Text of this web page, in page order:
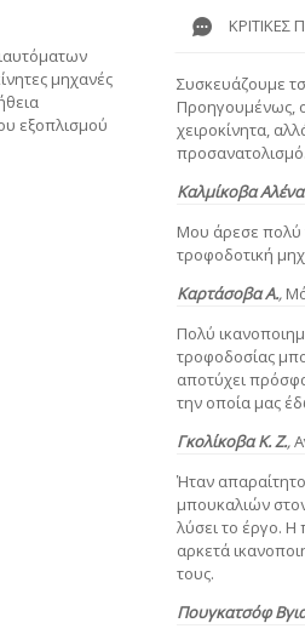
μηχανές
εξοπλισμού
ΚΡΙΤΙΚΈΣ
Συσκευάζουμε
Προηγουμένως,
χειροκίνητα,
προσανατολισμό.
Καλμίκοβα
Μου άρεσε πολύ
τροφοδοτική
Καρτάσοβα Α.,
Πολύ
τροφοδοσίας
αποτύχει
την οποία μας
Γκολίκοβα Κ. Ζ.,
Ήταν
μπουκαλιών
λύσει το έργο. Η
αρκετά
τους.
Πουγκατσόφ